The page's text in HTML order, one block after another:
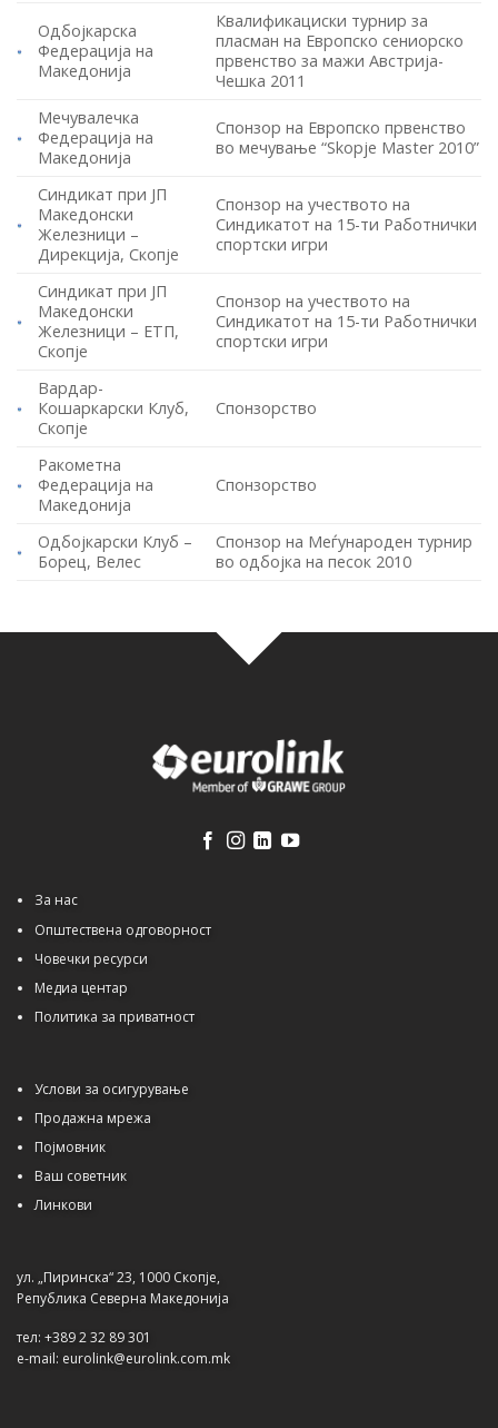
Одбојкарска
Федерација на
Македонија
Квалификациски турнир за
пласман на Европско сениорско
првенство за мажи Австрија-
Чешка 2011
Мечувалечка
Федерација на
Македонија
Спонзор на Европско првенство
во мечување “Skopje Master 2010”
Синдикат при ЈП
Македонски
Железници –
Дирекција, Скопје
Спонзор на учеството на
Синдикатот на 15-ти Работнички
спортски игри
Синдикат при ЈП
Македонски
Железници – ЕТП,
Скопје
Спонзор на учеството на
Синдикатот на 15-ти Работнички
спортски игри
Вардар-
Кошаркарски Клуб,
Скопје
Спонзорство
Ракометна
Федерација на
Македонија
Спонзорство
Одбојкарски Клуб –
Борец, Велес
Спонзор на Меѓународен турнир
во одбојка на песок 2010
За нас
Општествена одговорност
Човечки ресурси
Медиа центар
Политика за приватност
Услови за осигурување
Продажна мрежа
Појмовник
Ваш советник
Линкови
ул. „Пиринска“ 23, 1000 Скопје,
Република Северна Македонија
тел: +389 2 32 89 301
e-mail: eurolink@eurolink.com.mk